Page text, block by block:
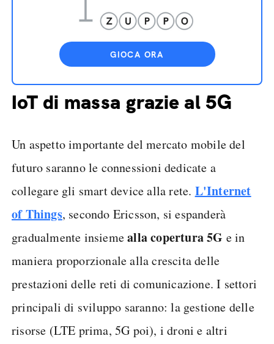
GIOCA ORA
IoT di massa grazie al 5G
Un aspetto importante del mercato mobile del
futuro saranno le connessioni dedicate a
collegare gli smart device alla rete. L'Internet
of Things, secondo Ericsson, si espanderà
gradualmente insiemealla copertura 5G e in
maniera proporzionale alla crescita delle
prestazioni delle reti di comunicazione. I settori
principali di sviluppo saranno: la gestione delle
risorse (LTE prima, 5G poi), i droni e altri